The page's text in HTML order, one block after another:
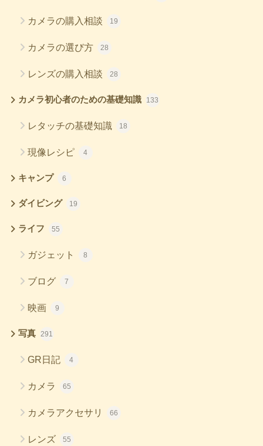
カメラの購入相談 19
カメラの選び方 28
レンズの購入相談 28
カメラ初心者のための基礎知識 133
レタッチの基礎知識 18
現像レシピ 4
キャンプ 6
ダイビング 19
ライフ 55
ガジェット 8
ブログ 7
映画 9
写真 291
GR日記 4
カメラ 65
カメラアクセサリ 66
レンズ 55